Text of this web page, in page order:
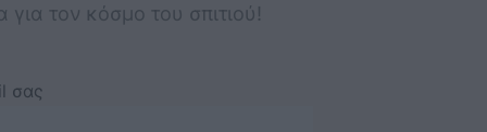
για τον κόσμο του σπιτιού!
σας